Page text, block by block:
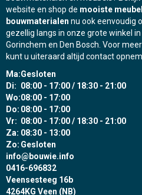
website en shop de mooiste
bouwmaterialen nu ook eenvoudig
gezellig langs in onze grote winkel
Gorinchem en Den Bosch. Voor
kunt u uiteraard altijd contact
Ma:Gesloten
Di: 08:00 - 17:00 / 18:30 - 21:00
Wo:08:00 - 17:00
Do: 08:00 - 17:00
Vr: 08:00 - 17:00 / 18:30 - 21:00
Za: 08:30 - 13:00
Zo: Gesloten
info@bouwie.info
0416-696832
Veensesteeg 16b
4264KG Veen (NB)